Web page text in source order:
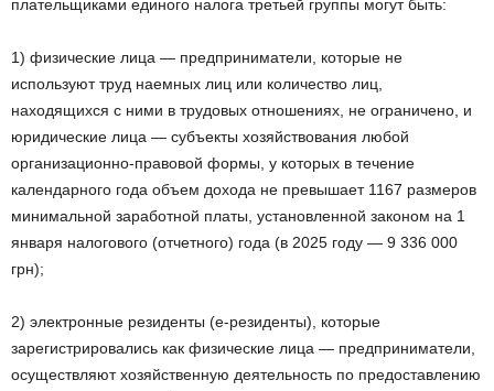
плательщиками единого налога третьей группы могут быть:
1) физические лица — предприниматели, которые не
используют труд наемных лиц или количество лиц,
находящихся с ними в трудовых отношениях, не ограничено, и
юридические лица — субъекты хозяйствования любой
организационно-правовой формы, у которых в течение
календарного года объем дохода не превышает 1167 размеров
минимальной заработной платы, установленной законом на 1
января налогового (отчетного) года (в 2025 году — 9 336 000
грн);
2) электронные резиденты (е-резиденты), которые
зарегистрировались как физические лица — предприниматели,
осуществляют хозяйственную деятельность по предоставлению